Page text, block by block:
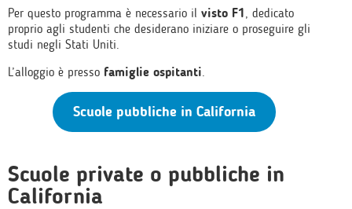
Per questo programma è necessario il visto F1 , dedicato
proprio agli studenti che desiderano iniziare o proseguire gli
studi negli Stati Uniti.
L’alloggio è presso famiglie ospitanti
Scuole pubbliche in California
Scuole private o pubbliche in
California